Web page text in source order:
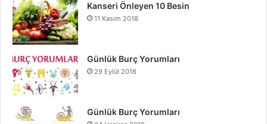
Kanseri Önleyen 10 Besin
11 Kasım 2018
Günlük Burç Yorumları
29 Eylül 2018
Günlük Burç Yorumları